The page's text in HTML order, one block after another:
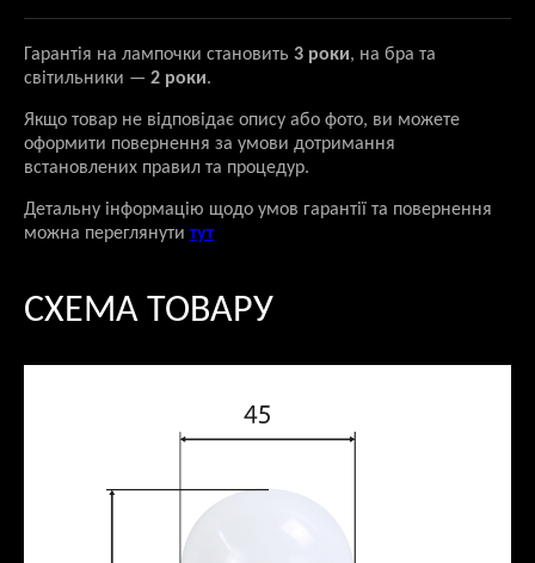
Гарантія на лампочки становить 3 роки, на бра та
світильники — 2 роки.
Якщо товар не відповідає опису або фото, ви можете
оформити повернення за умови дотримання
встановлених правил та процедур.
Детальну інформацію щодо умов гарантії та повернення
можна переглянути тут
СХЕМА ТОВАРУ